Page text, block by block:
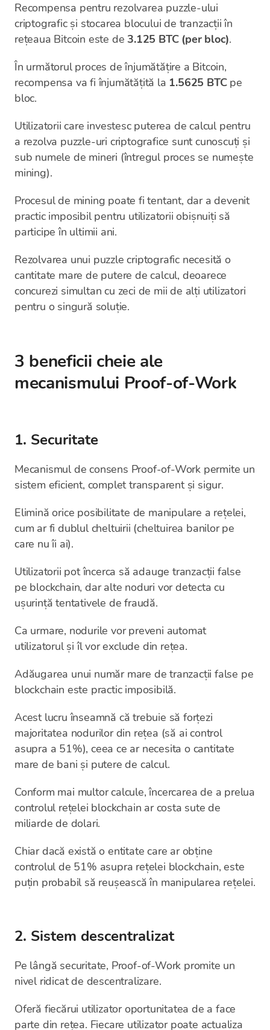
Recompensa pentru rezolvarea puzzle-ului
criptografic și stocarea blocului de tranzacții în
rețeaua Bitcoin este de 3.125 BTC (per bloc).
În următorul proces de înjumătățire a Bitcoin,
recompensa va fi înjumătățită la 1.5625 BTCpe
bloc.
Utilizatorii care investesc puterea de calcul pentru
a rezolva puzzle-uri criptografice sunt cunoscuți și
sub numele de mineri (întregul proces se numește
mining).
Procesul de mining poate fi tentant, dar a devenit
practic imposibil pentru utilizatorii obișnuiți să
participe în ultimii ani.
Rezolvarea unui puzzle criptografic necesită o
cantitate mare de putere de calcul, deoarece
concurezi simultan cu zeci de mii de alți utilizatori
pentru o singură soluție.
3 beneficii cheie ale
mecanismului Proof-of-Work
1. Securitate
Mecanismul de consens Proof-of-Work permite un
sistem eficient, complet transparent și sigur.
Elimină orice posibilitate de manipulare a rețelei,
cum ar fi dublul cheltuirii (cheltuirea banilor pe
care nu îi ai).
Utilizatorii pot încerca să adauge tranzacții false
pe blockchain, dar alte noduri vor detecta cu
ușurință tentativele de fraudă.
Ca urmare, nodurile vor preveni automat
utilizatorul și îl vor exclude din rețea.
Adăugarea unui număr mare de tranzacții false pe
blockchain este practic imposibilă.
Acest lucru înseamnă că trebuie să forțezi
majoritatea nodurilor din rețea (să ai control
asupra a 51%), ceea ce ar necesita o cantitate
mare de bani și putere de calcul.
Conform mai multor calcule, încercarea de a prelua
controlul rețelei blockchain ar costa sute de
miliarde de dolari.
Chiar dacă există o entitate care ar obține
controlul de 51% asupra rețelei blockchain, este
puțin probabil să reușească în manipularea rețelei.
2. Sistem descentralizat
Pe lângă securitate, Proof-of-Work promite un
nivel ridicat de descentralizare.
Oferă fiecărui utilizator oportunitatea de a face
parte din rețea. Fiecare utilizator poate actualiza